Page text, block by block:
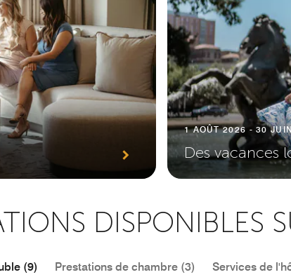
1 AOÛT 2026 - 30
Des vacances
DISPONIBLES
(9) Prestations de chambre (3) Services de